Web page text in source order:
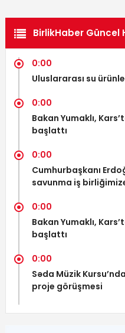
BirlikHaber Güncel
0:00
Uluslararası su
0:00
Bakan Yumaklı,
başlattı
0:00
Cumhurbaşkanı
savunma iş
0:00
Bakan Yumaklı,
başlattı
0:00
Səda Müzik
proje görüşmesi